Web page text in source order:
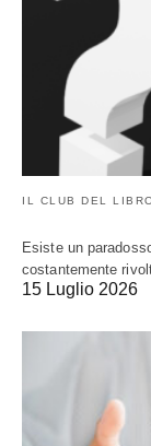
IL CLUB DEL
Esiste un
costantemente
15 Luglio 2026